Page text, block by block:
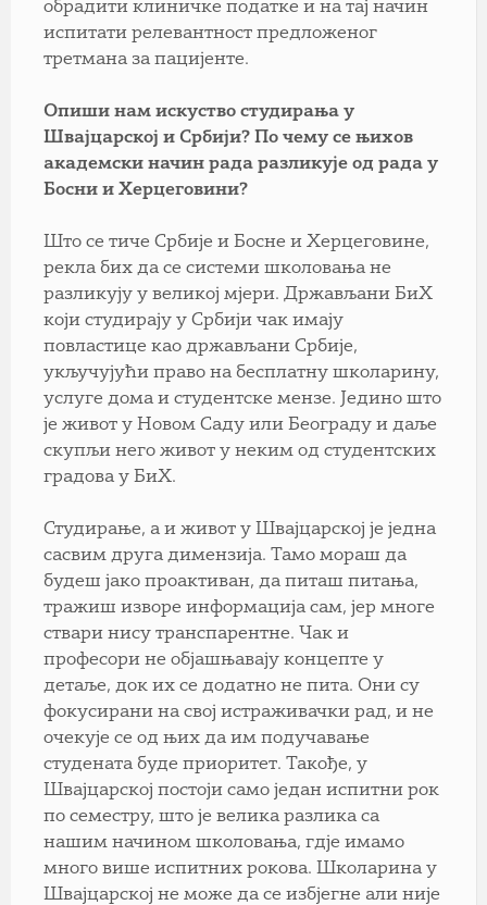
обрадити клиничке податке и на тај начин
испитати релевантност предложеног
третмана за пацијенте.
Опиши нам искуство студирања у
Швајцарској и Србији? По чему се њихов
академски начин рада разликује од рада у
Босни и Херцеговини?
Што се тиче Србије и Босне и Херцеговине,
рекла бих да се системи школовања не
разликују у великој мјери. Држављани БиХ
који студирају у Србији чак имају
повластице као држављани Србије,
укључујући право на бесплатну школарину,
услуге дома и студентске мензе. Једино што
је живот у Новом Саду или Београду и даље
скупљи него живот у неким од студентских
градова у БиХ.
Студирање, а и живот у Швајцарској је једна
сасвим друга димензија. Тамо мораш да
будеш јако проактиван, да питаш питања,
тражиш изворе информација сам, јер многе
ствари нису транспарентне. Чак и
професори не објашњавају концепте у
детаље, док их се додатно не пита. Они су
фокусирани на свој истраживачки рад, и не
очекује се од њих да им подучавање
студената буде приоритет. Такође, у
Швајцарској постоји само један испитни рок
по семестру, што је велика разлика са
нашим начином школовања, гдје имамо
много више испитних рокова. Школарина у
Швајцарској не може да се избјегне али није